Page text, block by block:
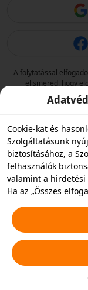
A folytatással
elismered, hogy
Cookie-kat és
Szolgáltatásunk
biztosításához, a
felhasználók
valamint a hirdetési
Ha az „Összes
hasonló
Elutasíthatja az
„Cookie-k
beállításoknál
cookie-kat